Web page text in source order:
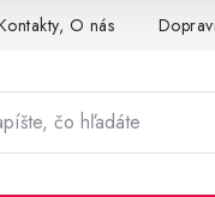
O nás